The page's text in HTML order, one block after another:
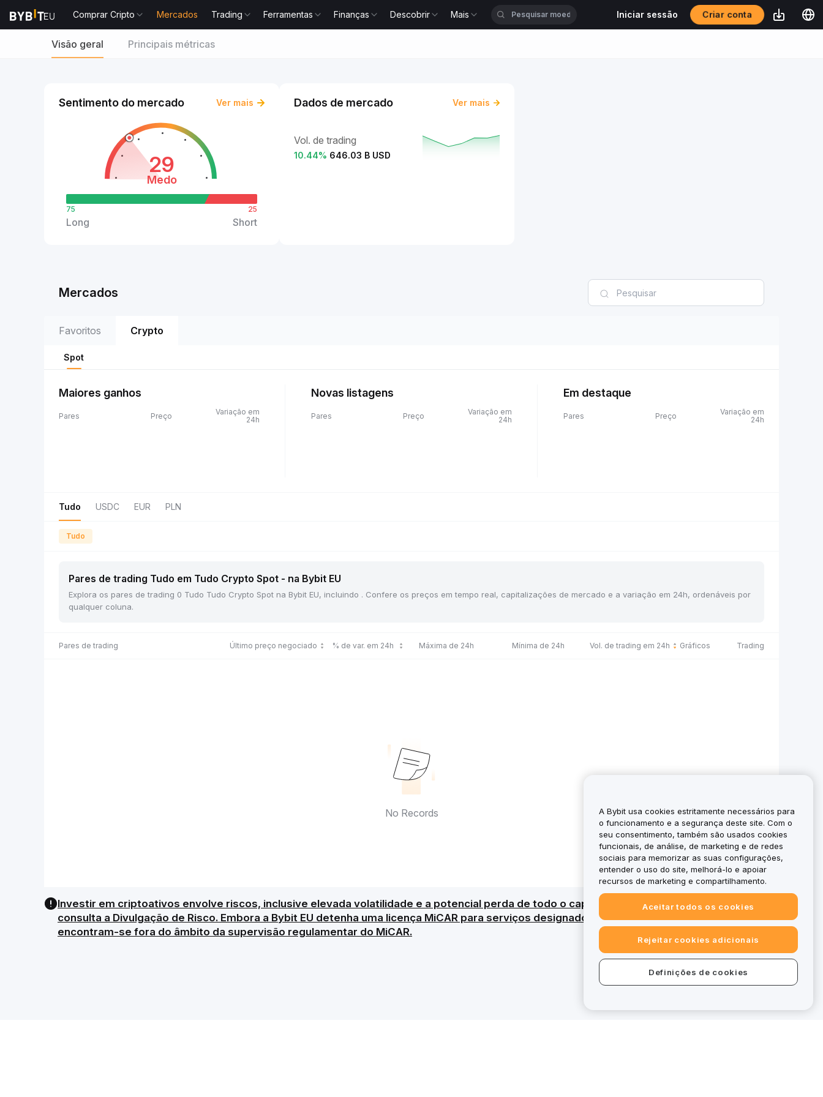
Comprar Cripto Mercados Trading Ferramentas Finanças Descobrir Mais Iniciar sessão Criar conta
Visão geral Principais métricas
Sentimento do mercado Ver mais
29
Medo
75
Long
25
Short
Dados de mercado Ver mais
Vol. de trading
10.44% 646.03 B USD
Mercados
Favoritos Crypto
Spot
Maiores ganhos
Pares Preço
Variação em
24h
Novas listagens
Pares Preço
Variação em
24h
Em destaque
Pares Preço
Variação em
24h
Tudo USDC EUR PLN
Tudo
Pares de trading Tudo em Tudo Crypto Spot - na Bybit EU
Explora os pares de trading 0 Tudo Tudo Crypto Spot na Bybit EU, incluindo . Confere os preços em tempo real, capitalizações de mercado e a variação em 24h, ordenáveis por
qualquer coluna.
Pares de trading Último preço negociado % de var. em 24h Máxima de 24h Mínima de 24h Vol. de trading em 24h Gráficos Trading
No Records
Investir em criptoativos envolve riscos, inclusive elevada volatilidade e a potencial perda de todo o capital. Para uma visão geral detalhada,
consulta a Divulgação de Risco. Embora a Bybit EU detenha uma licença MiCAR para serviços designados, certas ofertas na bybit.eu
encontram-se fora do âmbito da supervisão regulamentar do MiCAR.
A Bybit usa cookies estritamente necessários para
o funcionamento e a segurança deste site. Com o
seu consentimento, também são usados cookies
funcionais, de análise, de marketing e de redes
sociais para memorizar as suas configurações,
entender o uso do site, melhorá-lo e apoiar
recursos de marketing e compartilhamento.
Aceitar todos os cookies
Rejeitar cookies adicionais
Definições de cookies